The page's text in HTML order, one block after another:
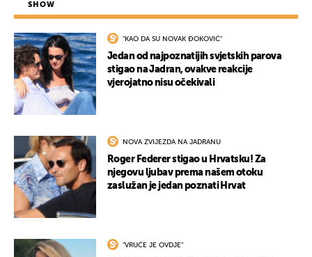
SHOW
"KAO DA SU NOVAK ĐOKOVIĆ"
Jedan od najpoznatijih svjetskih parova
stigao na Jadran, ovakve reakcije
vjerojatno nisu očekivali
NOVA ZVIJEZDA NA JADRANU
Roger Federer stigao u Hrvatsku! Za
njegovu ljubav prema našem otoku
zaslužan je jedan poznati Hrvat
"VRUĆE JE OVDJE"